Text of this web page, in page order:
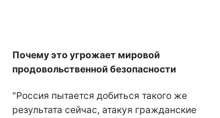
Почему это угрожает мировой
продовольственной безопасности
"Россия пытается добиться такого же
результата сейчас, атакуя гражданские